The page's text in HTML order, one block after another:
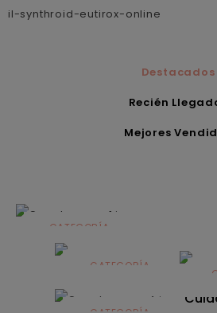
il-synthroid-eutirox-online
Destacados
Recién
Mejores
CATEGORÍA
Alimentación
infantilCATEGORÍA
Dermocosmética